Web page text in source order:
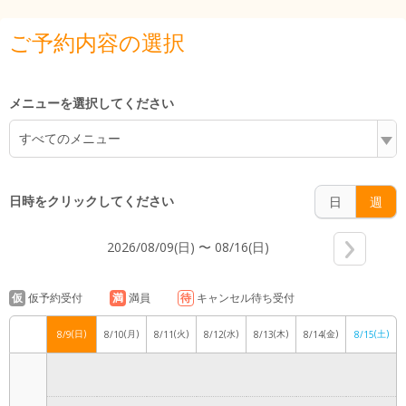
ご予約内容の選択
メニューを選択してください
すべてのメニュー
日時をクリックしてください 日 週
2026/08/09(日) 〜 08/16(日)
仮 仮予約受付 満 満員 待 キャンセル待ち受付
8/9(日) 8/10(月) 8/11(火) 8/12(水) 8/13(木) 8/14(金) 8/15(土)